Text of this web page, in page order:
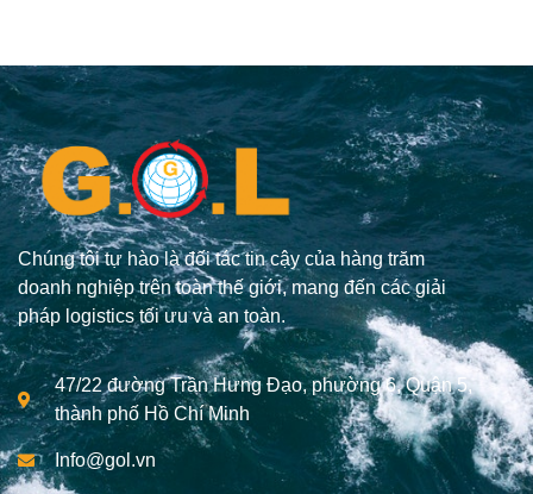
Chúng tôi tự hào là đối tác tin cậy của hàng trăm
doanh nghiệp trên toàn thế giới, mang đến các giải
pháp logistics tối ưu và an toàn.
47/22 đường Trần Hưng Đạo, phường 6, Quận 5,
thành phố Hồ Chí Minh
Info@gol.vn